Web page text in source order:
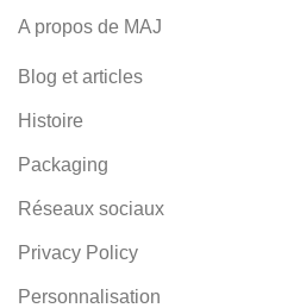
A propos de MAJ
Blog et articles
Histoire
Packaging
Réseaux sociaux
Privacy Policy
Personnalisation